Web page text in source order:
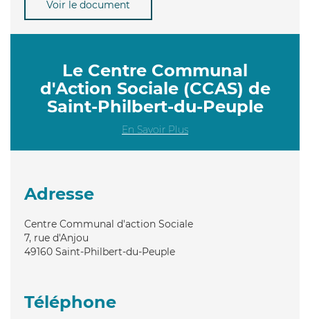
Voir le document
Le Centre Communal
d'Action Sociale (CCAS) de
Saint-Philbert-du-Peuple
En Savoir Plus
Adresse
Centre Communal d'action Sociale
7, rue d'Anjou
49160 Saint-Philbert-du-Peuple
Téléphone